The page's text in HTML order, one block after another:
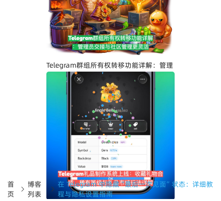
Telegram界面全面升级：安卓版全新设
计、iOS Liquid Glass优化与操作体验提
升
Telegram群组所有权转移功能详解：管理
员交接与社区管理更灵活
首
页
博客
列表
在 Telegram 中隐藏“最后一次见面”状态：详细教
程与隐私设置指南